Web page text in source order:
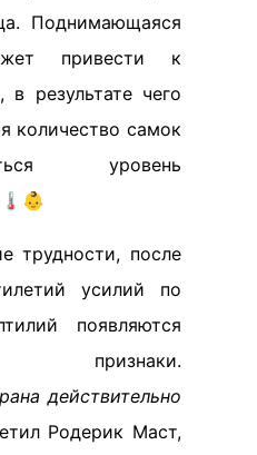
Поднимающаяся
привести к
в результате чего
количество самок
уровень
🌡️👶
трудности, после
усилий по
появляются
признаки.
действительно
Родерик Маст,